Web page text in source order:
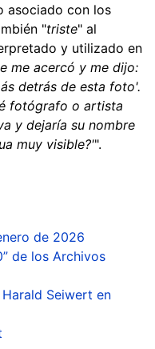
asociado con los
"triste" al
y utilizado en
me acercó y me dijo:
detrás de esta foto'.
fotógrafo o artista
y dejaría su nombre
muy visible?'".
de 2026
de los Archivos
Seiwert en